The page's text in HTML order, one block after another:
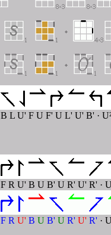
B L U' F U F' U L' U' B' ·
F R U' B U B' U R' U' R' ·
F R U' B U B' U R' U' R' ·